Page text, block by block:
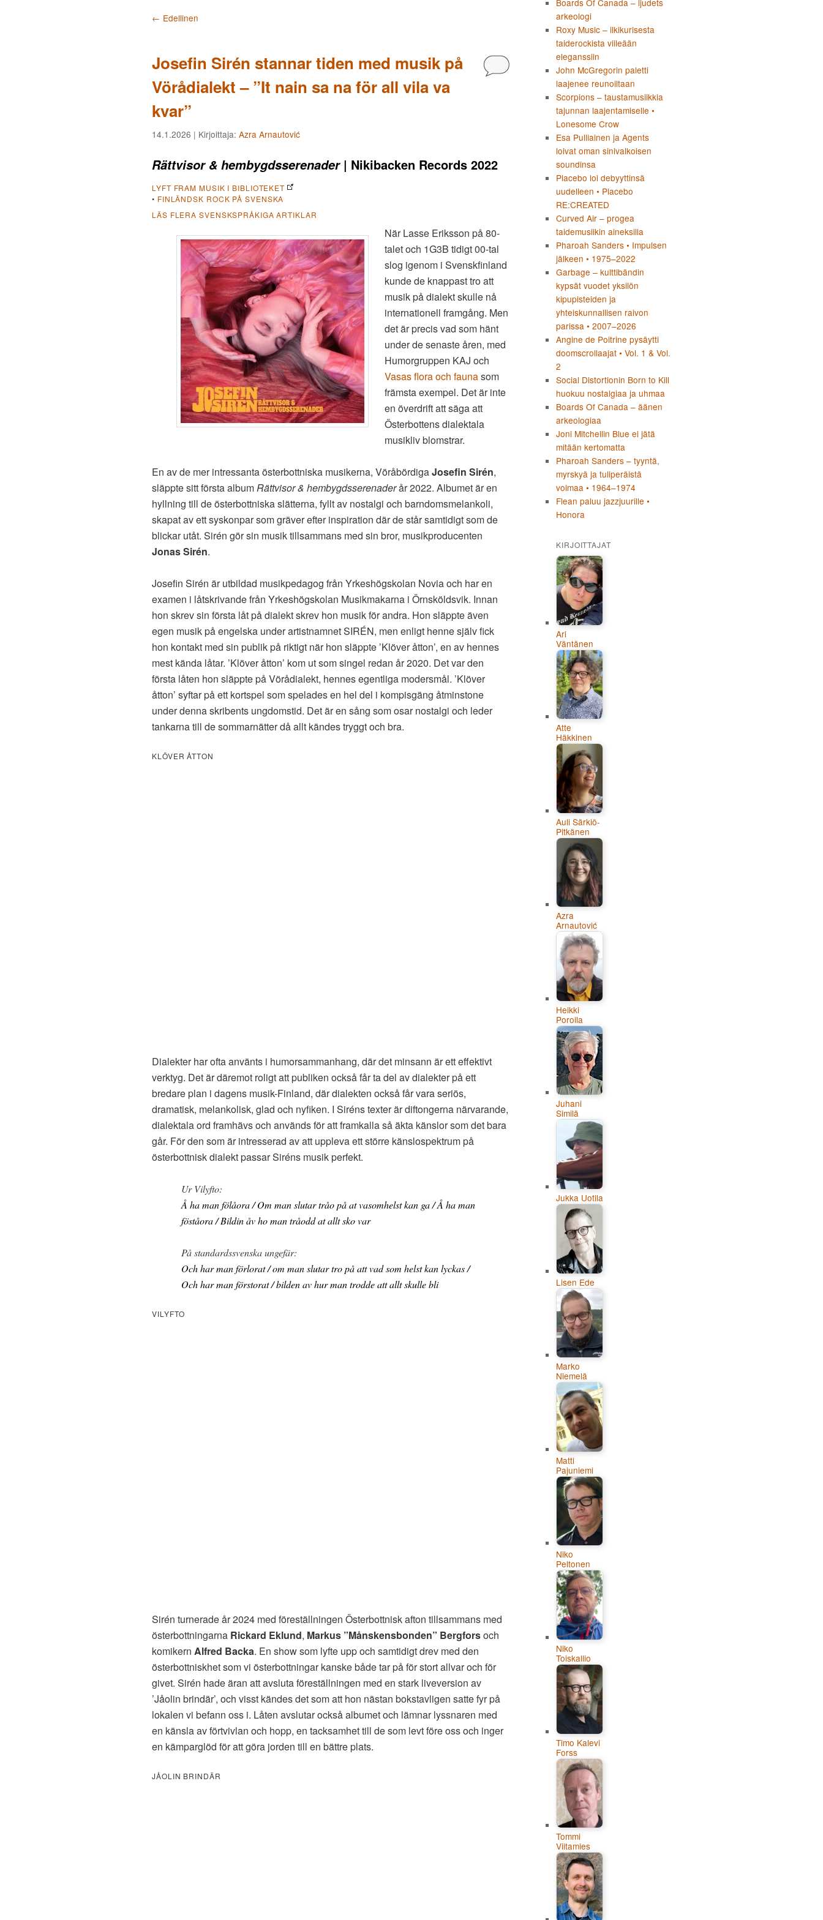
Artikkelien selaus
← Edellinen
Josefin Sirén stannar tiden med musik på
Vörådialekt – ”It nain sa na för all vila va
kvar”
Kommentoi
14.1.2026 | Kirjoittaja: Azra Arnautović
Rättvisor & hembygdsserenader| Nikibacken Records 2022
LYFT FRAM MUSIK I BIBLIOTEKET
• FINLÄNDSK ROCK PÅ SVENSKA
LÄS FLERA SVENSKSPRÅKIGA ARTIKLAR
När Lasse Eriksson på 80-
talet och 1G3B tidigt 00-tal
slog igenom i Svenskfinland
kunde de knappast tro att
musik på dialekt skulle nå
internationell framgång. Men
det är precis vad som hänt
under de senaste åren, med
Humorgruppen KAJ och
Vasas flora och faunasom
främsta exempel. Det är inte
en överdrift att säga att
Österbottens dialektala
musikliv blomstrar.
En av de mer intressanta österbottniska musikerna, VöråbördigaJosefin Sirén,
släppte sitt första albumRättvisor & hembygdsserenaderår 2022. Albumet är en
hyllning till de österbottniska slätterna, fyllt av nostalgi och barndomsmelankoli,
skapat av ett syskonpar som gräver efter inspiration där de står samtidigt som de
blickar utåt. Sirén gör sin musik tillsammans med sin bror, musikproducenten
Jonas Sirén.
Josefin Sirén är utbildad musikpedagog från Yrkeshögskolan Novia och har en
examen i låtskrivande från Yrkeshögskolan Musikmakarna i Örnsköldsvik. Innan
hon skrev sin första låt på dialekt skrev hon musik för andra. Hon släppte även
egen musik på engelska under artistnamnet SIRÉN, men enligt henne själv fick
hon kontakt med sin publik på riktigt när hon släppte ’Klöver åtton’, en av hennes
mest kända låtar. ’Klöver åtton’ kom ut som singel redan år 2020. Det var den
första låten hon släppte på Vörådialekt, hennes egentliga modersmål. ’Klöver
åtton’ syftar på ett kortspel som spelades en hel del i kompisgäng åtminstone
under denna skribents ungdomstid. Det är en sång som osar nostalgi och leder
tankarna till de sommarnätter då allt kändes tryggt och bra.
KLÖVER ÅTTON
Dialekter har ofta använts i humorsammanhang, där det minsann är ett effektivt
verktyg. Det är däremot roligt att publiken också får ta del av dialekter på ett
bredare plan i dagens musik-Finland, där dialekten också får vara seriös,
dramatisk, melankolisk, glad och nyfiken. I Siréns texter är diftongerna närvarande,
dialektala ord framhävs och används för att framkalla så äkta känslor som det bara
går. För den som är intresserad av att uppleva ett större känslospektrum på
österbottnisk dialekt passar Siréns musik perfekt.
Ur Vilyfto:
Å ha man fölåora / Om man slutar tråo på at vasomhelst kan ga / Å ha man
föståora / Bildin åv ho man tråodd at allt sko var
På standardssvenska ungefär:
Och har man förlorat / om man slutar tro på att vad som helst kan lyckas /
Och har man förstorat / bilden av hur man trodde att allt skulle bli
VILYFTO
Sirén turnerade år 2024 med föreställningen Österbottnisk afton tillsammans med
österbottningarna Rickard Eklund, Markus ”Månskensbonden” Bergforsoch
komikern Alfred Backa. En show som lyfte upp och samtidigt drev med den
österbottniskhet som vi österbottningar kanske både tar på för stort allvar och för
givet. Sirén hade äran att avsluta föreställningen med en stark liveversion av
’Jåolin brindär’, och visst kändes det som att hon nästan bokstavligen satte fyr på
lokalen vi befann oss i. Låten avslutar också albumet och lämnar lyssnaren med
en känsla av förtvivlan och hopp, en tacksamhet till de som levt före oss och inger
en kämparglöd för att göra jorden till en bättre plats.
JÅOLIN BRINDÄR
Boards Of Canada – ljudets
arkeologi
Roxy Music – ilkikurisesta
taiderockista viileään
eleganssiin
John McGregorin paletti
laajenee reunoiltaan
Scorpions – taustamusiikkia
tajunnan laajentamiselle •
Lonesome Crow
Esa Pulliainen ja Agents
loivat oman sinivalkoisen
soundinsa
Placebo loi debyyttinsä
uudelleen • Placebo
RE:CREATED
Curved Air – progea
taidemusiikin aineksilla
Pharoah Sanders • Impulsen
jälkeen • 1975–2022
Garbage – kulttibändin
kypsät vuodet yksilön
kipupisteiden ja
yhteiskunnallisen raivon
parissa • 2007–2026
Angine de Poitrine pysäytti
doomscrollaajat • Vol. 1 & Vol.
2
Social Distortionin Born to Kill
huokuu nostalgiaa ja uhmaa
Boards Of Canada – äänen
arkeologiaa
Joni Mitchellin Blue ei jätä
mitään kertomatta
Pharoah Sanders – tyyntä,
myrskyä ja tuliperäistä
voimaa • 1964–1974
Flean paluu jazzjuurille •
Honora
KIRJOITTAJAT
Ari
Väntänen
Atte
Häkkinen
Auli Särkiö-
Pitkänen
Azra
Arnautović
Heikki
Poroila
Juhani
Similä
Jukka Uotila
Lisen Ede
Marko
Niemelä
Matti
Pajuniemi
Niko
Peltonen
Niko
Toiskallio
Timo Kalevi
Forss
Tommi
Viitamies